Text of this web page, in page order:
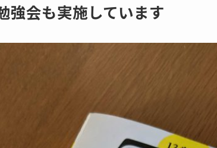
強会も実施しています